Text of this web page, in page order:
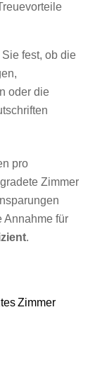
fest, ob die
oder die
pro
Zimmer
Annahme für
.
Zimmer